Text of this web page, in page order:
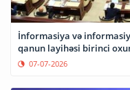
İnformasiya və
qanun layihəsi birinci
07-07-2026